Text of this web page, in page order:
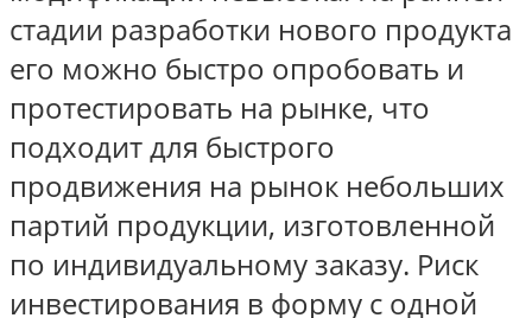
стадии разработки нового продукта
его можно быстро опробовать и
протестировать на рынке, что
подходит для быстрого
продвижения на рынок небольших
партий продукции, изготовленной
по индивидуальному заказу. Риск
инвестирования в форму с одной